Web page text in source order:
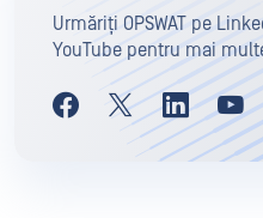
Urmăriți OPSWAT pe
YouTube pentru mai